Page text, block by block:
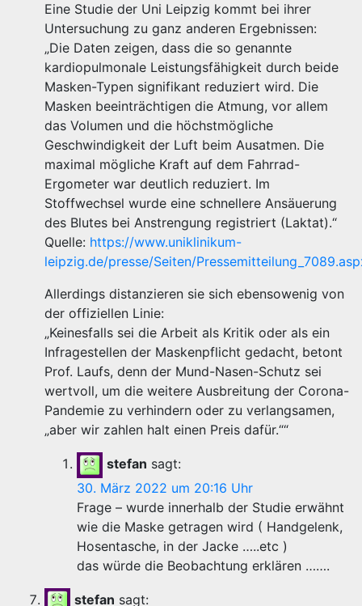
Eine Studie der Uni Leipzig kommt bei ihrer
Untersuchung zu ganz anderen Ergebnissen:
„Die Daten zeigen, dass die so genannte
kardiopulmonale Leistungsfähigkeit durch beide
Masken-Typen signifikant reduziert wird. Die
Masken beeinträchtigen die Atmung, vor allem
das Volumen und die höchstmögliche
Geschwindigkeit der Luft beim Ausatmen. Die
maximal mögliche Kraft auf dem Fahrrad-
Ergometer war deutlich reduziert. Im
Stoffwechsel wurde eine schnellere Ansäuerung
des Blutes bei Anstrengung registriert (Laktat).“
Quelle: https://www.uniklinikum-
leipzig.de/presse/Seiten/
Allerdings distanzieren sie sich ebensowenig von
der offiziellen Linie:
„Keinesfalls sei die Arbeit als Kritik oder als ein
Infragestellen der Maskenpflicht gedacht, betont
Prof. Laufs, denn der Mund-Nasen-Schutz sei
wertvoll, um die weitere Ausbreitung der Corona-
Pandemie zu verhindern oder zu verlangsamen,
„aber wir zahlen halt einen Preis dafür.““
stefan sagt:
30. März 2022 um 20:16 Uhr
Frage – wurde innerhalb der Studie erwähnt
wie die Maske getragen wird ( Handgelenk,
Hosentasche, in der Jacke …..etc )
das würde die Beobachtung erklären …….
stefan sagt: